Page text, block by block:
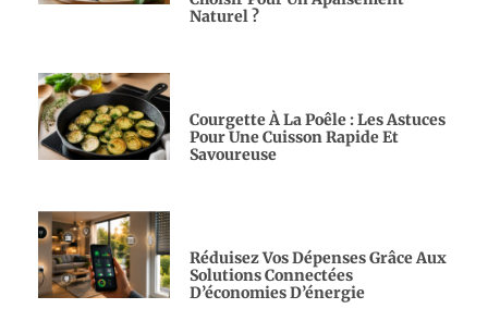
Naturel ?
Courgette À La Poêle : Les Astuces
Pour Une Cuisson Rapide Et
Savoureuse
Réduisez Vos Dépenses Grâce Aux
Solutions Connectées
D’économies D’énergie